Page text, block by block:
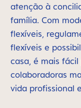
atenção à
família. Com
flexíveis,
flexíveis e
casa, é mais
colaboradoras
vida profissional